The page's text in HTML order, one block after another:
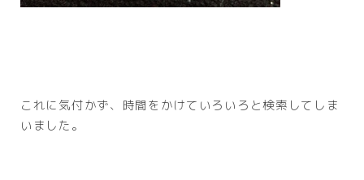
これに気付かず、時間をかけていろいろと検索してしま
いました。